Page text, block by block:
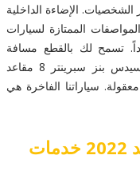
الإضاءة الداخلية
الممتازة لسيارات
تسمح لك بالقطع مسافة
طويلة دون صخب أو صخب. احجز معنا مرسيدس بنز سبرينتر 8 مقاعد
سياراتنا الفاخرة هي
مرسيدس بنز سبرينتر 8 مقاعد 2022 خدمات